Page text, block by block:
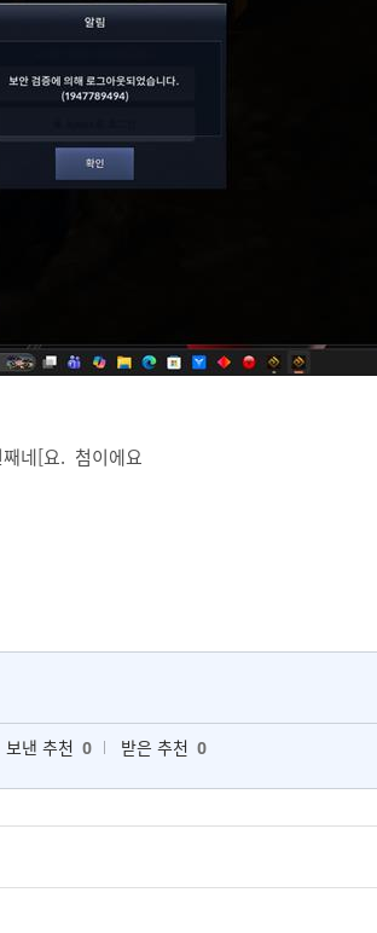
째네[요. 첨이에요
보낸 추천 0 받은 추천 0